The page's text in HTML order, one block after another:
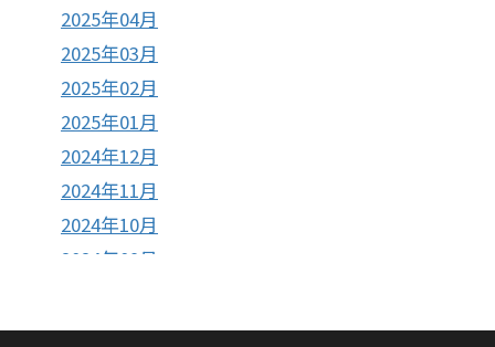
2025年04月
2025年03月
2025年02月
2025年01月
2024年12月
2024年11月
2024年10月
2024年09月
2024年07月